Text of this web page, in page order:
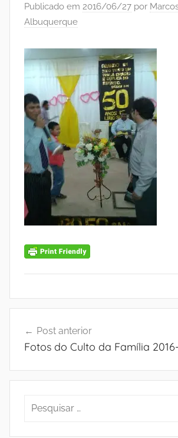
Publicado em 2016/06/27 por
Albuquerque
de
Post anterior
Fotos do Culto da Família
Pesquisar